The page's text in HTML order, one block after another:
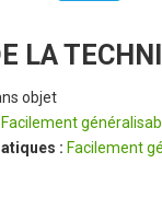
LA
objet
Facilement
:Facilement